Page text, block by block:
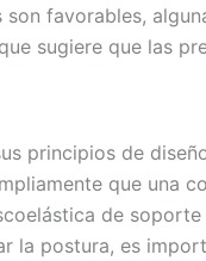
favorables,
sugiere que las
principios de
que una
de
la postura, es